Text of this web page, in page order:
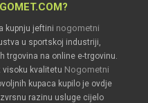
kupnju jeftini nogometni
u sportskoj industriji,
trgovina na online e-trgovinu.
visoku kvalitetu Nogometni
kupaca kupilo je ovdje
razinu usluge cijelo